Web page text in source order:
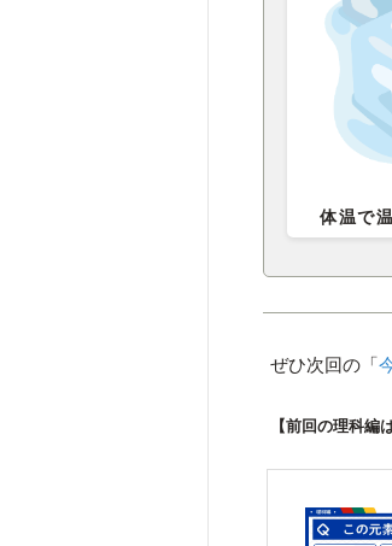
体温で
ぜひ次回の「
【前回の理科編